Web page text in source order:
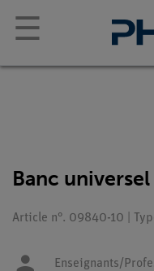
☰
Banc universel
Article n°. 09840-10 |
Enseignants/